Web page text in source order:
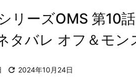
シリーズOMS 第10
タバレ オフ＆モン
 2024年10月24日